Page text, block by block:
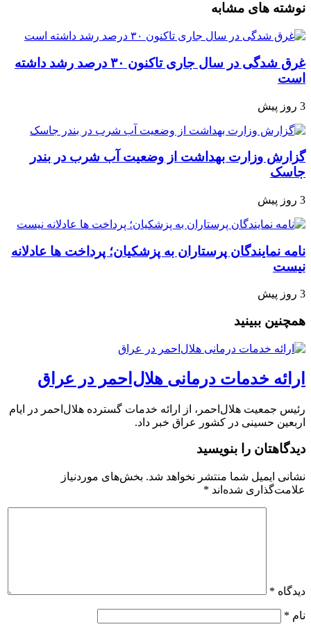
نوشته های مشابه
غرق شدگی در سال جاری تاکنون ۳۰ درصد رشد داشته
است
3 روز پیش
گزارش وزارت بهداشت از وضعیت آب شرب در بندر
جاسک
3 روز پیش
نامه نمایندگان پرستاران به پزشکیان؛ پرداخت ها عادلانه
نیست
3 روز پیش
همچنین ببینید
ارائه خدمات درمانی هلال‌احمر در عراق
رئیس جمعیت هلال‌احمر، از ارائه خدمات گسترده هلال‌احمر در ایام
اربعین حسینی در کشور عراق خبر داد.
دیدگاهتان را بنویسید
نشانی ایمیل شما منتشر نخواهد شد. بخش‌های موردنیاز
علامت‌گذاری شده‌اند *
دیدگاه *
نام *